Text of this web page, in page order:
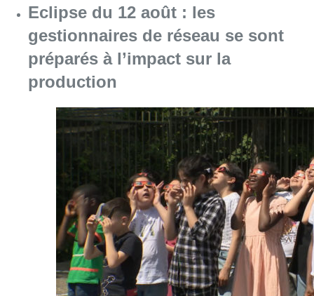
10 août 2026 Consulter l'article "Eclipse du 12 août : les
Explosion devant une habitation à
Evere: aucun blessé à déplorer